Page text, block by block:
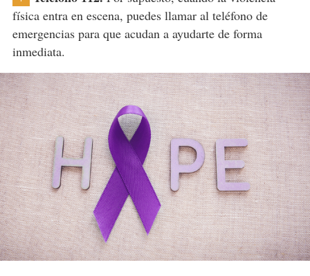
física entra en escena, puedes llamar al teléfono de
emergencias para que acudan a ayudarte de forma
inmediata.